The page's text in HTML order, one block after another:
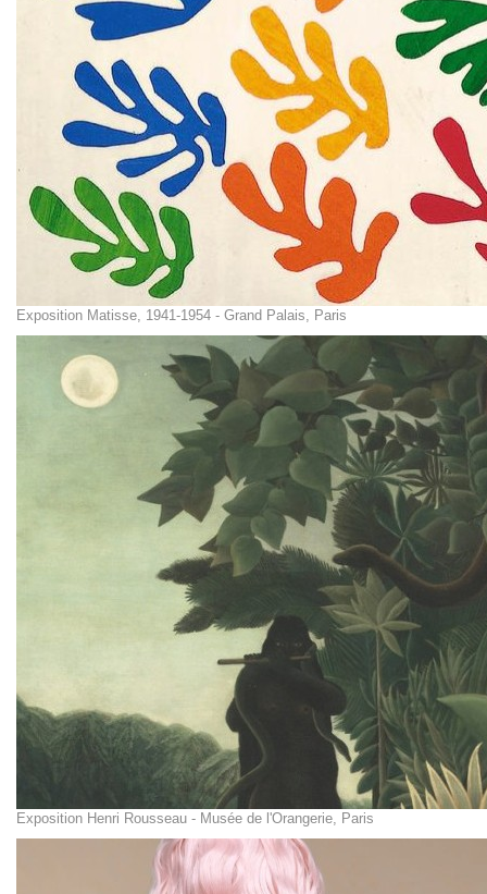
Exposition Matisse, 1941-1954 - Grand Palais, Paris
Exposition Henri Rousseau - Musée de l'Orangerie, Paris